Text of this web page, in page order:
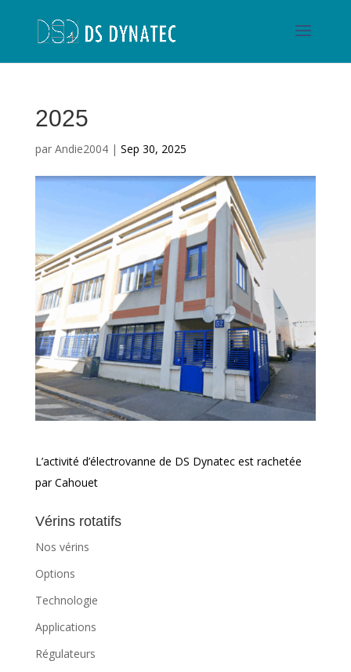
2025
par Andie2004| Sep 30, 2025
L’activité d’électrovanne de DS Dynatec est rachetée
par Cahouet
Vérins rotatifs
Nos vérins
Options
Technologie
Applications
Régulateurs